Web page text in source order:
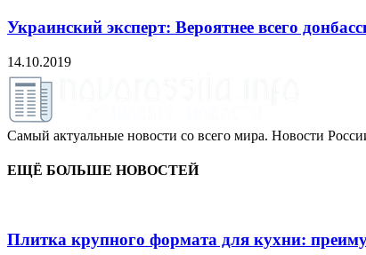
Украинский эксперт: Вероятнее всего
14.10.2019
Самый актуальные новости со всего мира. Новости
ЕЩЁ БОЛЬШЕ НОВОСТЕЙ
Плитка крупного формата для кухни: